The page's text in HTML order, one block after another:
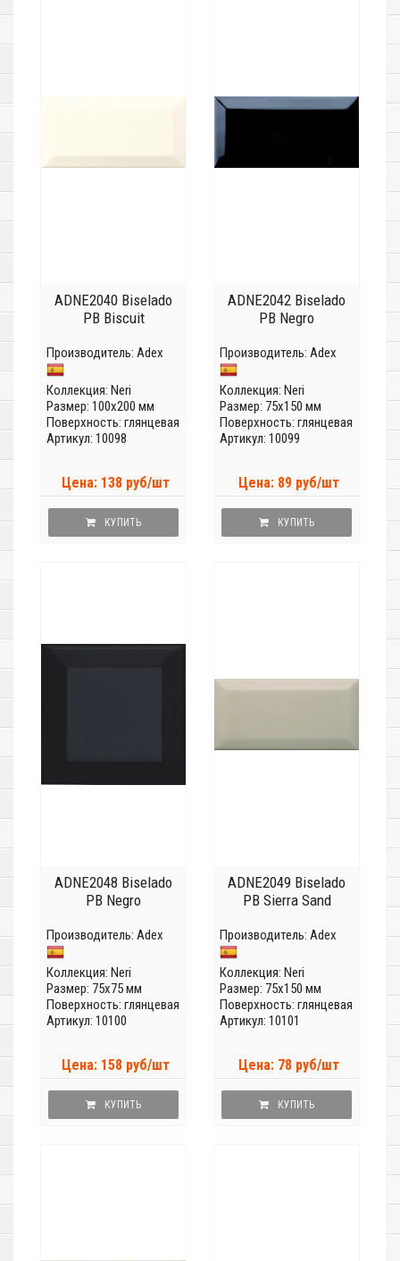
ADNE2040 Biselado
PB Biscuit
Производитель: Adex
Коллекция: Neri
Размер: 100x200 мм
Поверхность: глянцевая
Артикул: 10098
Цена: 138 руб/шт
КУПИТЬ
ADNE2042 Biselado
PB Negro
Производитель: Adex
Коллекция: Neri
Размер: 75x150 мм
Поверхность: глянцевая
Артикул: 10099
Цена: 89 руб/шт
КУПИТЬ
ADNE2048 Biselado
PB Negro
Производитель: Adex
Коллекция: Neri
Размер: 75x75 мм
Поверхность: глянцевая
Артикул: 10100
Цена: 158 руб/шт
КУПИТЬ
ADNE2049 Biselado
PB Sierra Sand
Производитель: Adex
Коллекция: Neri
Размер: 75x150 мм
Поверхность: глянцевая
Артикул: 10101
Цена: 78 руб/шт
КУПИТЬ